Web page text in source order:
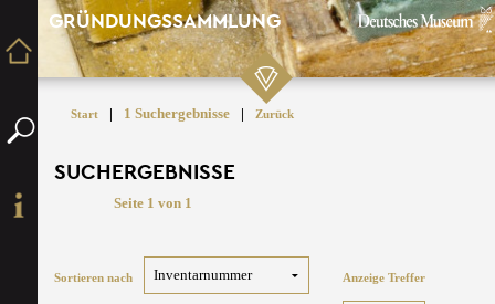
GRÜNDUNGSSAMMLUNG
Start | 1 Suchergebnisse | Zurück
SUCHERGEBNISSE
Seite 1 von 1
Sortieren nach Anzeige Treffer